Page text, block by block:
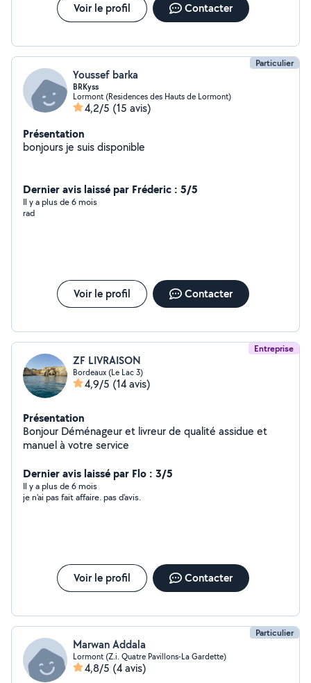
Voir le profil Contacter
Particulier
Youssef barka
BRKyss
Lormont (Residences des Hauts de Lormont)
4,2/5 (15 avis)
Présentation
bonjours je suis disponible
Dernier avis laissé par Fréderic : 5/5
Il y a plus de 6 mois
rad
Voir le profil Contacter
Entreprise
ZF LIVRAISON
Bordeaux (Le Lac 3)
4,9/5 (14 avis)
Présentation
Bonjour Déménageur et livreur de qualité assidue et
manuel à votre service
Dernier avis laissé par Flo : 3/5
Il y a plus de 6 mois
je n'ai pas fait affaire. pas d'avis.
Voir le profil Contacter
Particulier
Marwan Addala
Lormont (Z.i. Quatre Pavillons-La Gardette)
4,8/5 (4 avis)